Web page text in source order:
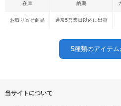
在庫 納期
お取り寄せ商品 通常5営業日以内に出荷
5種類のアイテム
当サイトについて